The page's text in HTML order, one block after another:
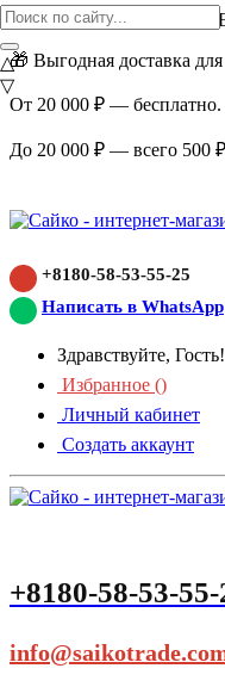
ВНИМАНИЕ АКЦИЯ!
🎁 Выгодная доставка для
От 20 000 ₽ — бесплатно.
До 20 000 ₽ — всего 500
+8180-58-53-55-25
Написать в WhatsApp
Здравствуйте, Гость!
Избранное ()
Личный кабинет
Создать аккаунт
+8180-58-53-55-
△
▽